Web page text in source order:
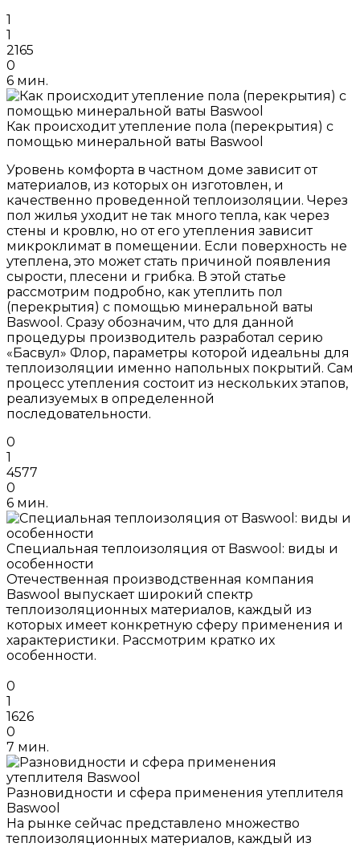
1
1
2165
0
6 мин.
Как происходит утепление пола (перекрытия) с
помощью минеральной ваты Baswool
Уровень комфорта в частном доме зависит от
материалов, из которых он изготовлен, и
качественно проведенной теплоизоляции. Через
пол жилья уходит не так много тепла, как через
стены и кровлю, но от его утепления зависит
микроклимат в помещении. Если поверхность не
утеплена, это может стать причиной появления
сырости, плесени и грибка. В этой статье
рассмотрим подробно, как утеплить пол
(перекрытия) с помощью минеральной ваты
Baswool. Сразу обозначим, что для данной
процедуры производитель разработал серию
«Басвул» Флор, параметры которой идеальны для
теплоизоляции именно напольных покрытий. Сам
процесс утепления состоит из нескольких этапов,
реализуемых в определенной
последовательности.
0
1
4577
0
6 мин.
Специальная теплоизоляция от Baswool: виды и
особенности
Отечественная производственная компания
Baswool выпускает широкий спектр
теплоизоляционных материалов, каждый из
которых имеет конкретную сферу применения и
характеристики. Рассмотрим кратко их
особенности.
0
1
1626
0
7 мин.
Разновидности и сфера применения утеплителя
Baswool
На рынке сейчас представлено множество
теплоизоляционных материалов, каждый из